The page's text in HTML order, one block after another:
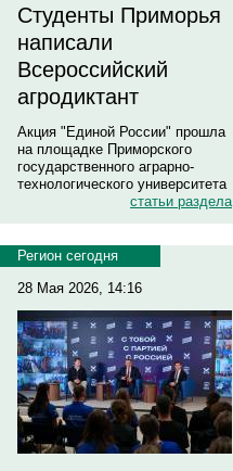
Студенты Приморья
написали
Всероссийский
агродиктант
Акция "Единой России" прошла
на площадке Приморского
государственного аграрно-
технологического университета
статьи раздела
Регион сегодня
28 Мая 2026, 14:16